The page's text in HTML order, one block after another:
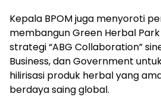
Kepala BPOM juga menyoroti
membangun Green Herbal
strategi “ABG Collaboration”
Business, dan Government
hilirisasi produk herbal yang
berdaya saing global.